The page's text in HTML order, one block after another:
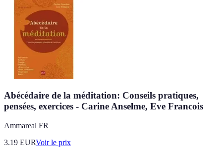
Abécédaire de la méditation: Conseils pratiques,
pensées, exercices - Carine Anselme, Eve Francois
Ammareal FR
3.19 EURVoir le prix